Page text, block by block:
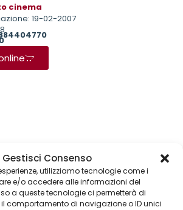
Gestisci Consenso
utilizziamo tecnologie come i
e/o accedere alle informazioni del
a queste tecnologie ci permetterà di
comportamento di navigazione o ID unici
cinema
19-02-2007